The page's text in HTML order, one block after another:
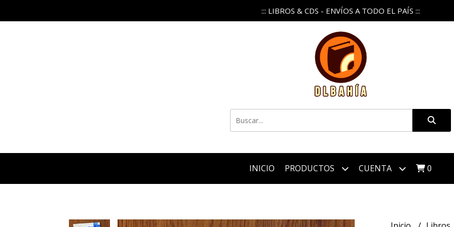
::: LIBROS & CDS - ENVÍOS A TODO EL PAÍS :::
INICIO PRODUCTOS CUENTA 0